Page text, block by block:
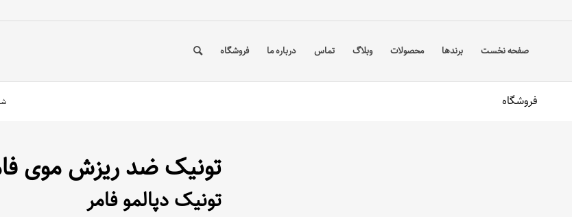
صفحه نخست برندها محصولات وبلاگ تماس درباره ما فروشگاه
فروشگاه
تونیک ضد ریزش موی فامر 60 میلی
تونیک دپالمو فامر